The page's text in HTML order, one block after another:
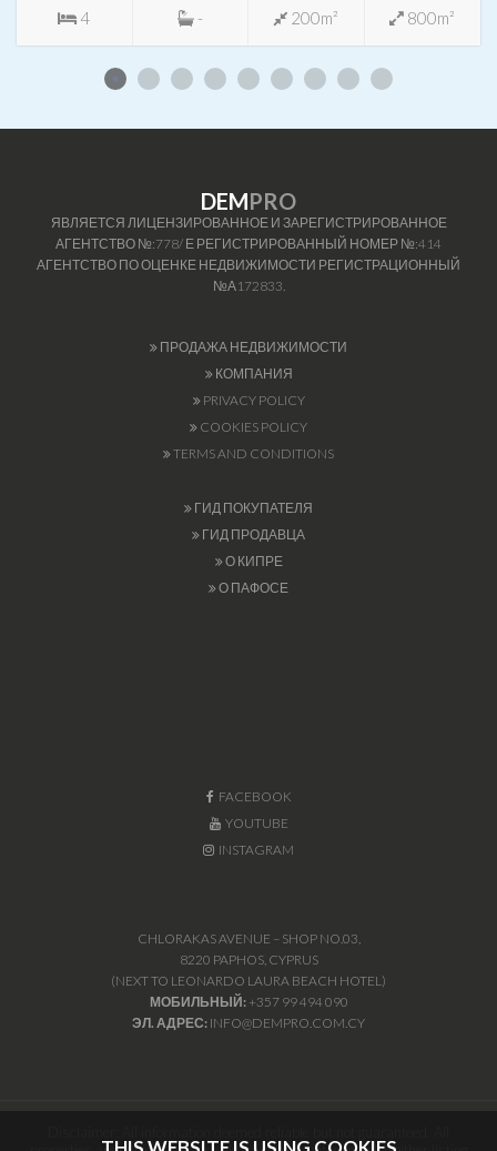
4 - 200m² 800m²
DEMPRO
ЯВЛЯЕТСЯ ЛИЦЕНЗИРОВАННОЕ И ЗАРЕГИСТРИРОВАННОЕ
АГЕНТСТВО №:778/ Е РЕГИСТРИРОВАННЫЙ НОМЕР №:414
АГЕНТСТВО ПО ОЦЕНКЕ НЕДВИЖИМОСТИ РЕГИСТРАЦИОННЫЙ
№А172833.
ПРОДАЖА НЕДВИЖИМОСТИ
КОМПАНИЯ
PRIVACY POLICY
COOKIES POLICY
TERMS AND CONDITIONS
ГИД ПОКУПАТЕЛЯ
ГИД ПРОДАВЦА
О КИПРЕ
О ПАФОСЕ
FACEBOOK
YOUTUBE
INSTAGRAM
CHLORAKAS AVENUE – SHOP NO.03,
8220 PAPHOS, CYPRUS
(NEXT TO LEONARDO LAURA BEACH HOTEL)
МОБИЛЬНЫЙ: +357 99 494 090
ЭЛ. АДРЕС: INFO@DEMPRO.COM.CY